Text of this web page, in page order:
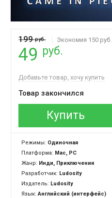
199руб. Экономия 150 руб.
49 руб.
Добавьте товар, хочу купить
Товар закончился
Купить
Режимы: Одиночная
Платформа: Mac, PC
Жанр: Инди, Приключения
Разработчик: Ludosity
Издатель: Ludosity
Язык:Английский (интерфейс)